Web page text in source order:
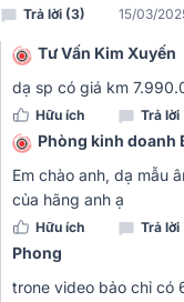
Trả lời (3) 15/03/
Tư Vấn Kim Xuyến
dạ sp có giá km
Hữu ích Trả lời
Phòng kinh doanh
Em chào anh, dạ mẫu
của hãng anh ạ
Hữu ích Trả lời
Phong
trone video bảo chỉ có